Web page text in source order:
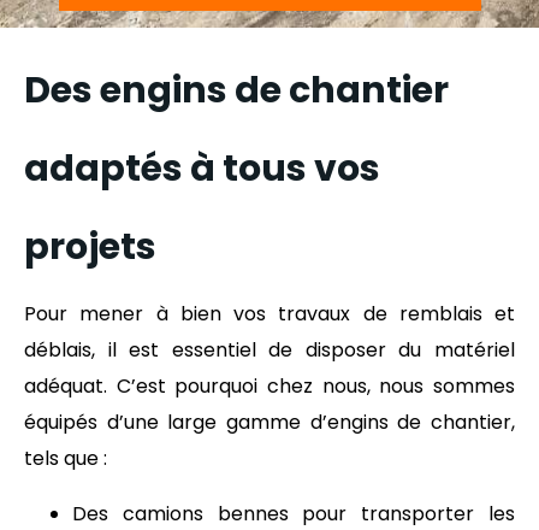
Des engins de chantier
adaptés à tous vos
projets
Pour mener à bien vos travaux de remblais et
déblais, il est essentiel de disposer du matériel
adéquat. C’est pourquoi chez nous, nous sommes
équipés d’une large gamme d’engins de chantier,
tels que :
Des camions bennes pour transporter les